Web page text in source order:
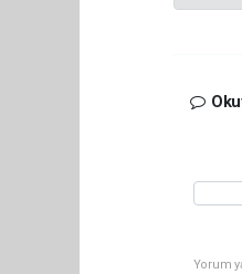
Yorum